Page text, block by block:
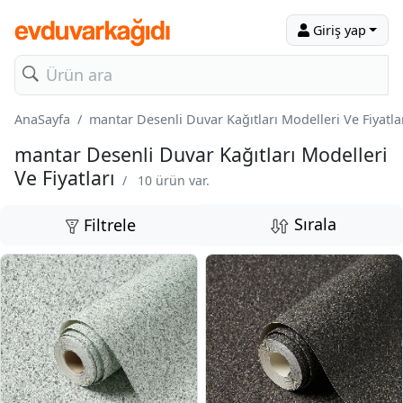
Giriş yap
AnaSayfa mantar Desenli Duvar Kağıtları Modelleri Ve
mantar Desenli Duvar Kağıtları Modelleri
Ve Fiyatları / 10 ürün var.
Filtrele Sırala